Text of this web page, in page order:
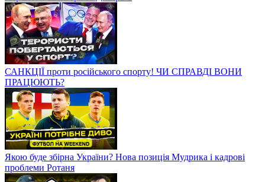
САНКЦІЇ проти російського спорту! ЧИ СПРАВДІ ВОНИ
ПРАЦЮЮТЬ?
Якою буде збірна України? Нова позиція Мудрика і кадрові
проблеми Ротаня